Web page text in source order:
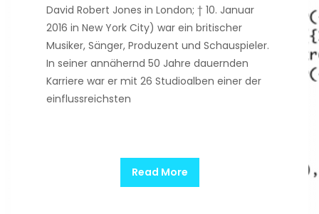
David Robert Jones in London; † 10. Januar
2016 in New York City) war ein britischer
Musiker, Sänger, Produzent und Schauspieler.
In seiner annähernd 50 Jahre dauernden
Karriere war er mit 26 Studioalben einer der
einflussreichsten
Read More